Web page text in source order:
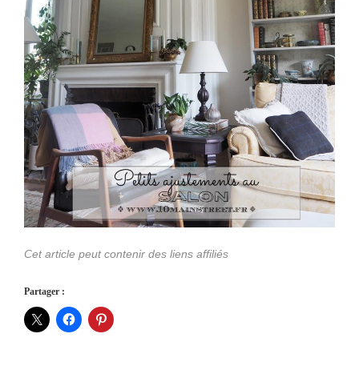
Cet article peut contenir des liens affiliés
Partager :